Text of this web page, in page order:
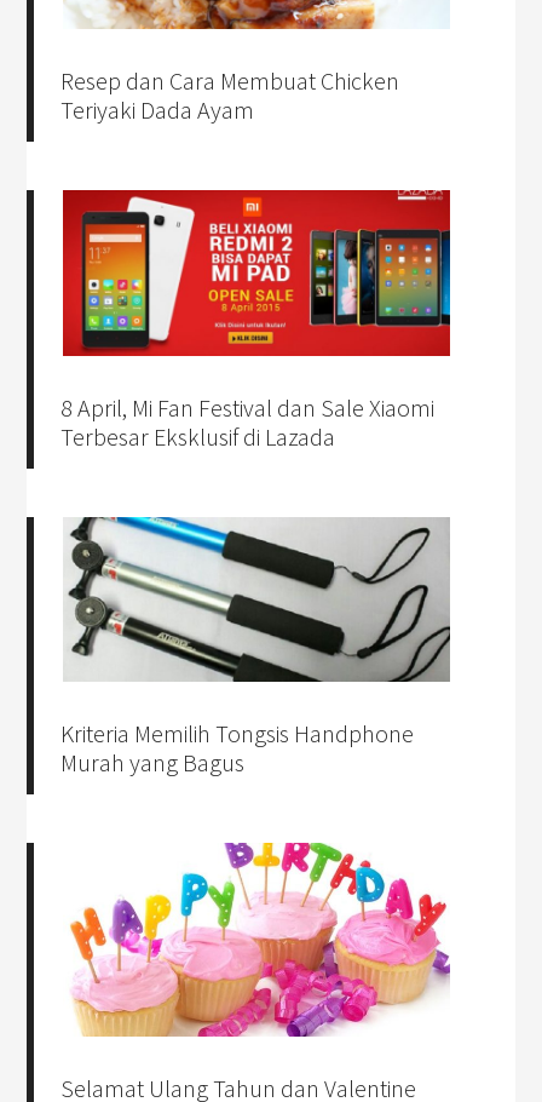
Resep dan Cara Membuat Chicken
Teriyaki Dada Ayam
8 April, Mi Fan Festival dan Sale Xiaomi
Terbesar Eksklusif di Lazada
Kriteria Memilih Tongsis Handphone
Murah yang Bagus
Selamat Ulang Tahun dan Valentine